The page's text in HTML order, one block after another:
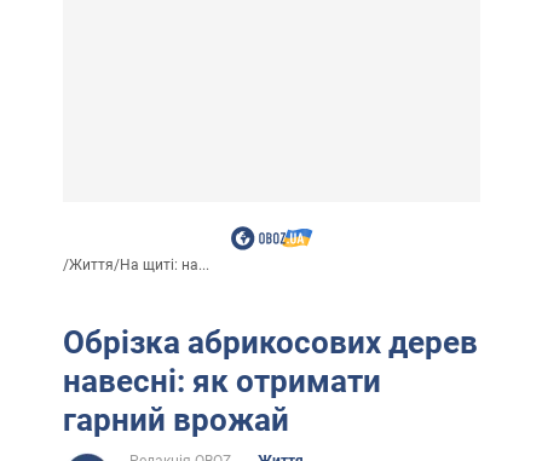
/Життя/На щиті: на...
Обрізка абрикосових дерев
навесні: як отримати
гарний врожай